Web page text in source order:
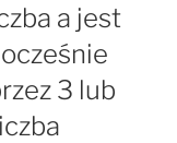
a jest
3 lub